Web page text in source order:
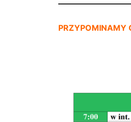
PRZYPOMINAMY